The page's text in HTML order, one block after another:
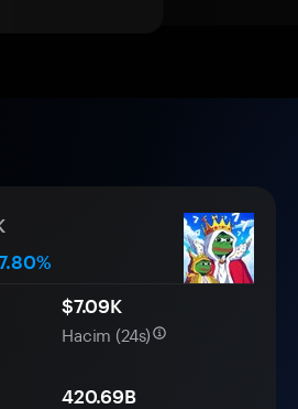
$7.09K
Hacim (24s)
420.69B